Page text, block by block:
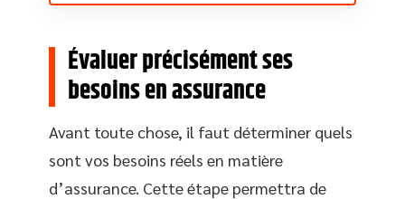
Évaluer précisément ses
besoins en assurance
Avant toute chose, il faut déterminer quels
sont vos besoins réels en matière
d’assurance. Cette étape permettra de